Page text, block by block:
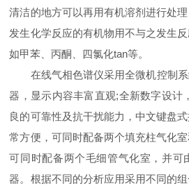
清洁的地方可以再用有机溶剂进行处
发生化学反应的有机物用不与之发生
如甲苯、丙酮、四氯化tan等。
在线气相色谱仪采用全微机控制系
器，显示内容丰富直观;全新数字设计
良的可靠性及抗干扰能力，中文键盘
常方便，可同时配备两个填充柱气化
可同时配备两个毛细管气化室，并可
器。根据不同的分析应用采用不同的